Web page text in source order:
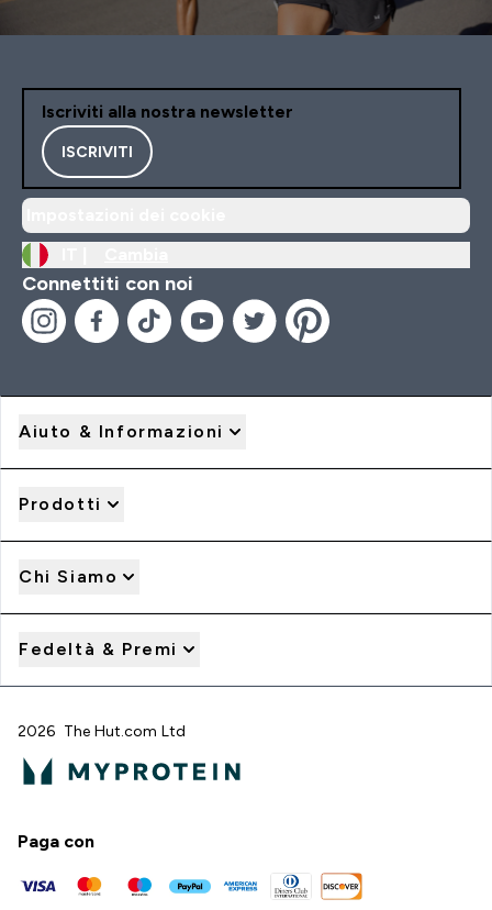
Iscriviti alla nostra newsletter
ISCRIVITI
Connettiti con noi
Aiuto & Informazioni
Prodotti
Chi Siamo
Fedeltà & Premi
2026 The Hut.com Ltd
Paga con